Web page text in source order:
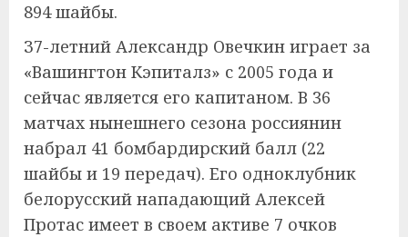
894 шайбы.
З7-летний Александр Овечкин играет за
«Вашингтон Кэпиталз» с 2005 года и
сейчас является его капитаном. В 36
матчах нынешнего сезона россиянин
набрал 41 бомбардирский балл (22
шайбы и 19 передач). Его одноклубник
белорусский нападающий Алексей
Протас имеет в своем активе 7 очков